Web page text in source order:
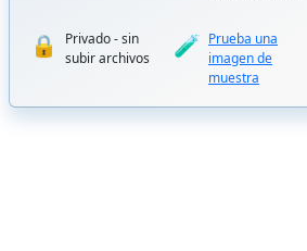
🔒
Privado - sin
subir archivos
🧪 Prueba una
imagen de
muestra